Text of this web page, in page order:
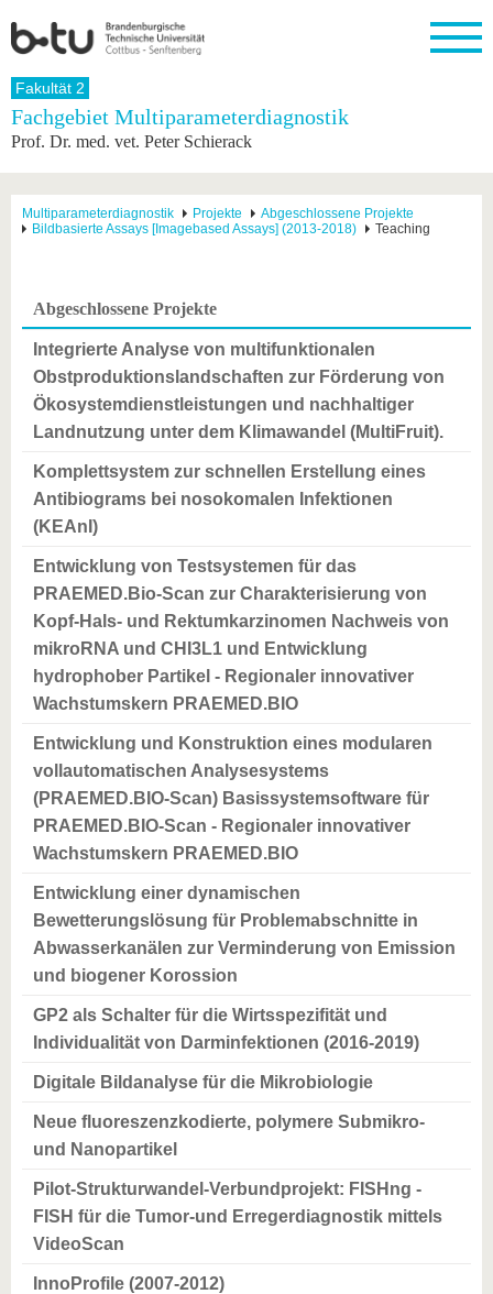
Startseite
Universität
Struktur
Partnerschaften
Strukturwandel
Forschung
Forschung
Forschungsprofil
Nachwuchs
Studium
Vor dem
Studium
Nach
Studium
International
Profil
Aus dem
Mit der
BTU ins
Ausland
Für
Studierende
Kontakt
Wissenschaftliche
Weiterbildung
Fachkräfte
Wirtschafts-
an der
BTU
Innovative
Transferprojekte
Lernen
kennen
Werte
Familie &
Region
Fakultät 2
Fachgebiet Multiparameterdiagnostik
Prof. Dr. med. vet. Peter Schierack
Multiparameterdiagnostik Projekte
Abgeschlossene Projekte
Bildbasierte Assays [Imagebased Assays] (2013-2018)
Teaching
Abgeschlossene Projekte
Integrierte Analyse von multifunktionalen
Obstproduktionslandschaften zur Förderung von
Ökosystemdienstleistungen und nachhaltiger
Landnutzung unter dem Klimawandel (MultiFruit).
Komplettsystem zur schnellen Erstellung eines
Antibiograms bei nosokomalen Infektionen
(KEAnI)
Entwicklung von Testsystemen für das
PRAEMED.Bio-Scan zur Charakterisierung von
Kopf-Hals- und Rektumkarzinomen Nachweis von
mikroRNA und CHI3L1 und Entwicklung
hydrophober Partikel - Regionaler innovativer
Wachstumskern PRAEMED.BIO
Entwicklung und Konstruktion eines modularen
vollautomatischen Analysesystems
(PRAEMED.BIO-Scan) Basissystemsoftware für
PRAEMED.BIO-Scan - Regionaler innovativer
Wachstumskern PRAEMED.BIO
Entwicklung einer dynamischen
Bewetterungslösung für Problemabschnitte in
Abwasserkanälen zur Verminderung von Emission
und biogener Korossion
GP2 als Schalter für die Wirtsspezifität und
Individualität von Darminfektionen (2016-2019)
Digitale Bildanalyse für die Mikrobiologie
Neue fluoreszenzkodierte, polymere Submikro-
und Nanopartikel
Pilot-Strukturwandel-Verbundprojekt: FISHng -
FISH für die Tumor-und Erregerdiagnostik mittels
VideoScan
InnoProfile (2007-2012)